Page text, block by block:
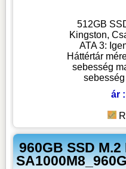
512GB
Kingston,
ATA 3:
Háttértár
sebesség
ár
960GB SSD